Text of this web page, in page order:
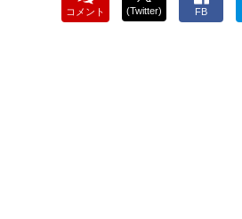
コメント (Twitter) FB